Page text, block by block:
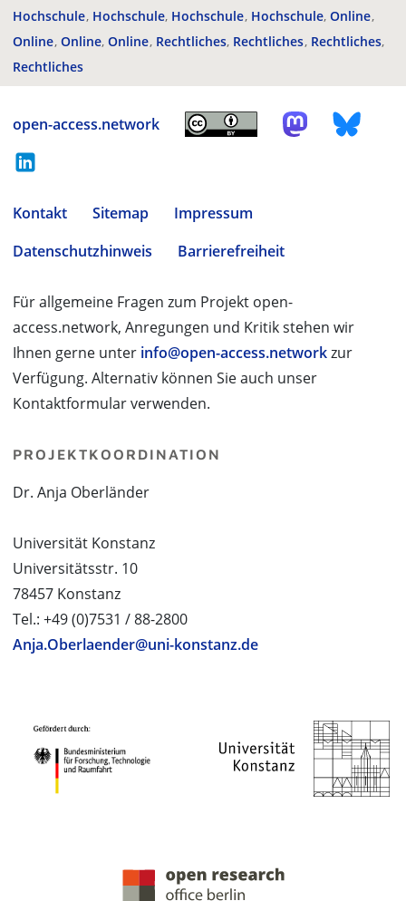
Hochschule Hochschule Hochschule Hochschule Online
Online Online Online Rechtliches Rechtliches Rechtliches
Rechtliches
open-access.network
Kontakt Sitemap
Impressum
Datenschutzhinweis
Barrierefreiheit
Für allgemeine Fragen zum Projekt open-
access.network, Anregungen und Kritik stehen wir
Ihnen gerne unter info@open-access.networkzur
Verfügung. Alternativ können Sie auch unser
Kontaktformular verwenden.
PROJEKTKOORDINATION
Dr. Anja Oberländer
Universität Konstanz
Universitätsstr. 10
78457 Konstanz
Tel.: +49 (0)7531 / 88-2800
Anja.Oberlaender@uni-konstanz.de